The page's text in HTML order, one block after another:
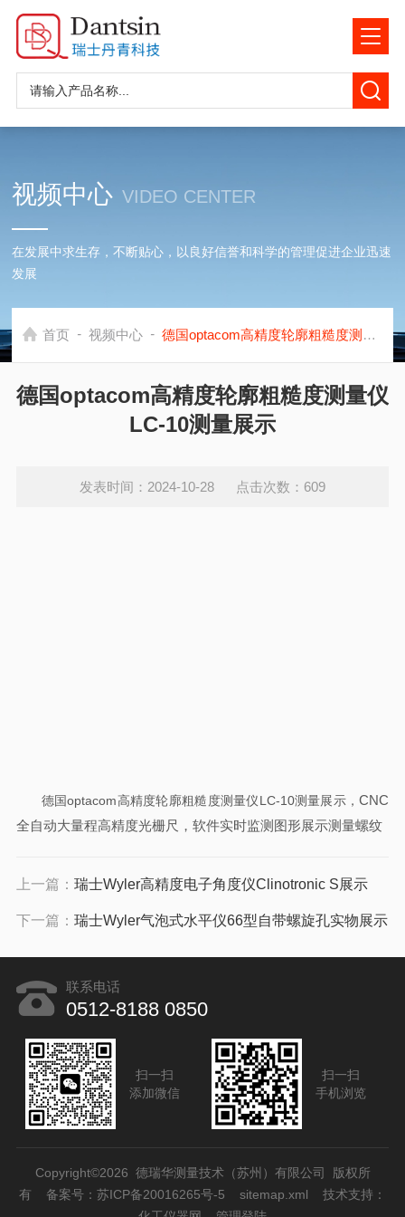
视频中心 VIDEO CENTER
在发展中求生存，不断贴心，以良好信誉和科学的管理促进企业迅速
发展
首页 - 视频中心 - 德国optacom高精度轮廓粗糙度测量仪LC-10测量展示
德国optacom高精度轮廓粗糙度测量仪
LC-10测量展示
发表时间：2024-10-28 点击次数：609
德国optacom高精度轮廓粗糙度测量仪LC-10测量展示，CNC
全自动大量程高精度光栅尺，软件实时监测图形展示测量螺纹
上一篇： 瑞士Wyler高精度电子角度仪Clinotronic S展示
下一篇： 瑞士Wyler气泡式水平仪66型自带螺旋孔实物展示
联系电话
0512-8188 0850
扫一扫
添加微信
扫一扫
手机浏览
Copyright©2026 德瑞华测量技术（苏州）有限公司 版权所
有 备案号：苏ICP备20016265号-5 sitemap.xml 技术支持：